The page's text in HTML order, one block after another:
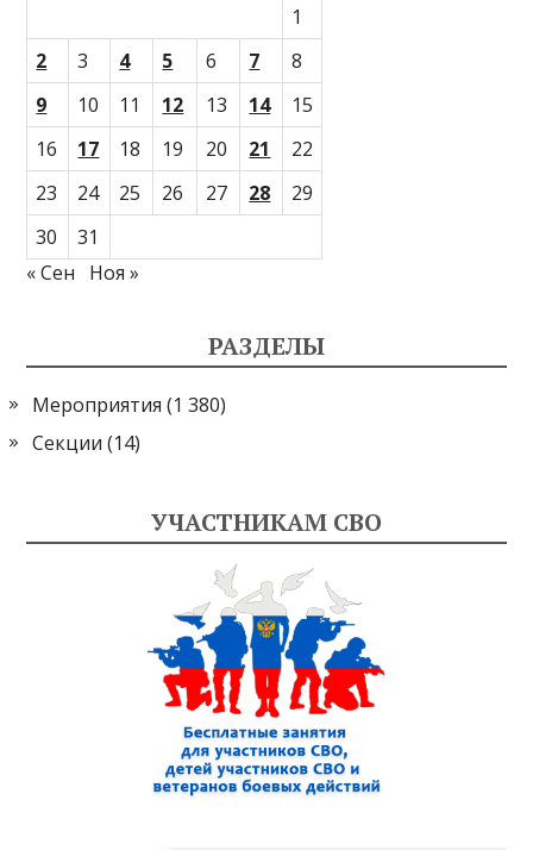
1
2
3 4 5 6 7
8
9
10 11 12 13 14
15
16
17 18 19 20 21
22
23
24 25 26 27 28
29
30
31
« Сен
Ноя »
РАЗДЕЛЫ
Мероприятия (1 380)
Секции (14)
УЧАСТНИКАМ СВО